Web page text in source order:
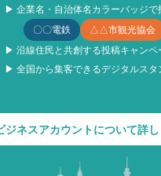
▶ 企業名・自治体名カラーバッジで
〇〇電鉄
△△市観光協会
▶ 沿線住民と共創する投稿キャンペ
▶ 全国から集客できるデジタルスタ
ジネスアカウントについて詳